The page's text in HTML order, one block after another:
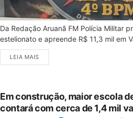
Da Redação Aruanã FM Polícia Militar
estelionato e apreende R$ 11,3 mil em
LEIA MAIS
Em construção, maior escola
contará com cerca de 1,4 mil